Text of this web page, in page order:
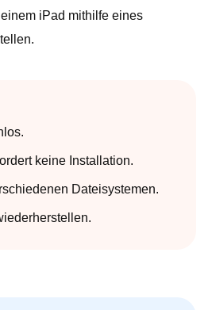
iPad mithilfe eines
keine Installation.
Dateisystemen.